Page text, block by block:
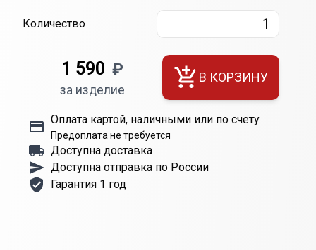
Количество
1 590 ₽
за изделие
В КОРЗИНУ
Оплата картой, наличными или по счету
Предоплата не требуется
Доступна доставка
Доступна отправка по России
Гарантия 1 год